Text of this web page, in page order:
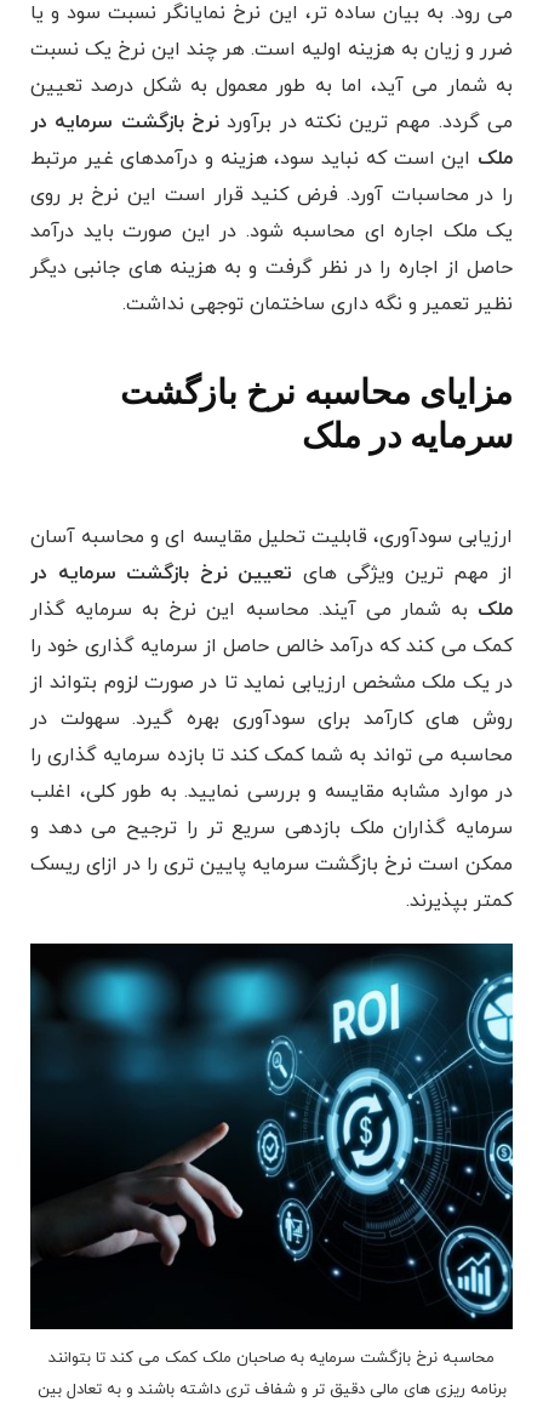
می رود. به بیان ساده تر، این نرخ نمایانگر نسبت سود و یا
ضرر و زیان به هزینه اولیه است. هر چند این نرخ یک نسبت
به شمار می آید، اما به طور معمول به شکل درصد تعیین
می گردد. مهم ترین نکته در برآوردنرخ بازگشت سرمایه در
ملک این است که نباید سود، هزینه و درآمدهای غیر مرتبط
را در محاسبات آورد. فرض کنید قرار است این نرخ بر روی
یک ملک اجاره ای محاسبه شود. در این صورت باید درآمد
حاصل از اجاره را در نظر گرفت و به هزینه های جانبی دیگر
نظیر تعمیر و نگه داری ساختمان توجهی نداشت.
مزایای محاسبه نرخ بازگشت
سرمایه در ملک
ارزیابی سودآوری، قابلیت تحلیل مقایسه ای و محاسبه آسان
از مهم ترین ویژگی های تعیین نرخ بازگشت سرمایه در
ملک به شمار می آیند. محاسبه این نرخ به سرمایه گذار
کمک می کند که درآمد خالص حاصل از سرمایه گذاری خود را
در یک ملک مشخص ارزیابی نماید تا در صورت لزوم بتواند از
روش های کارآمد برای سودآوری بهره گیرد. سهولت در
محاسبه می تواند به شما کمک کند تا بازده سرمایه گذاری را
در موارد مشابه مقایسه و بررسی نمایید. به طور کلی، اغلب
سرمایه گذاران ملک بازدهی سریع تر را ترجیح می دهد و
ممکن است نرخ بازگشت سرمایه پایین تری را در ازای ریسک
کمتر بپذیرند.
محاسبه نرخ بازگشت سرمایه به صاحبان ملک کمک می ‌کند تا بتوانند
برنامه ریزی های مالی دقیق ‌تر و شفاف تری داشته باشند و به تعادل بین